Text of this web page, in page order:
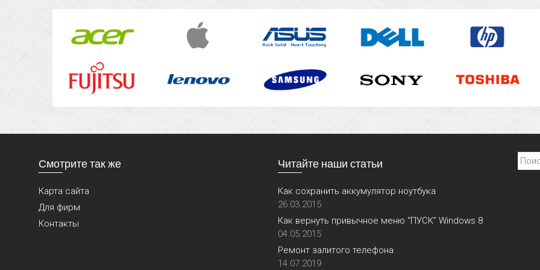
Смотрите так же
Карта сайта
Для фирм
Контакты
Читайте наши статьи
Как сохранить аккумулятор ноутбука
26.03.2015
Как вернуть привычное меню “ПУСК” Windows 8
04.05.2015
Ремонт залитого телефона
14.07.2019